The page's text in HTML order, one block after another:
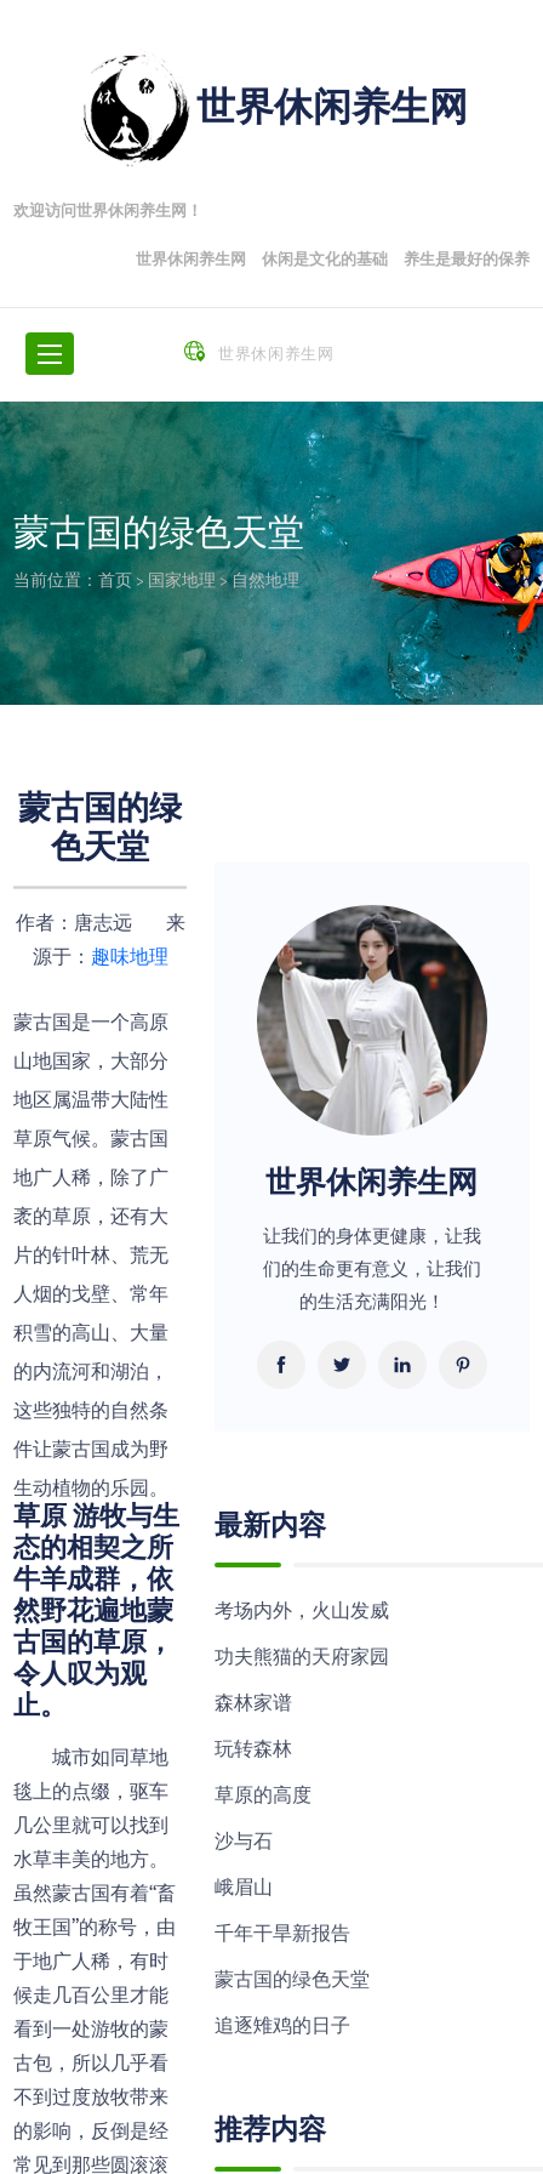
世界休闲养生网
欢迎访问世界休闲养生网！
世界休闲养生网 休闲是文化的基础 养生是最好的保养
世界休闲养生网
蒙古国的绿色天堂
当前位置：首页> 国家地理>自然地理
蒙古国的绿
色天堂
作者：唐志远 来
源于： 趣味地理
蒙古国是一个高原
山地国家，大部分
地区属温带大陆性
草原气候。蒙古国
地广人稀，除了广
袤的草原，还有大
片的针叶林、荒无
人烟的戈壁、常年
积雪的高山、大量
的内流河和湖泊，
这些独特的自然条
件让蒙古国成为野
生动植物的乐园。
草原 游牧与生
态的相契之所
牛羊成群，依
然野花遍地蒙
古国的草原，
令人叹为观
止。
城市如同草地
毯上的点缀，驱车
几公里就可以找到
水草丰美的地方。
虽然蒙古国有着“畜
牧王国”的称号，由
于地广人稀，有时
候走几百公里才能
看到一处游牧的蒙
古包，所以几乎看
不到过度放牧带来
的影响，反倒是经
常见到那些圆滚滚
世界休闲养生网
让我们的身体更健康，让我
们的生命更有意义，让我们
的生活充满阳光！
最新内容
考场内外，火山发威
功夫熊猫的天府家园
森林家谱
玩转森林
草原的高度
沙与石
峨眉山
千年干旱新报告
蒙古国的绿色天堂
追逐雉鸡的日子
推荐内容